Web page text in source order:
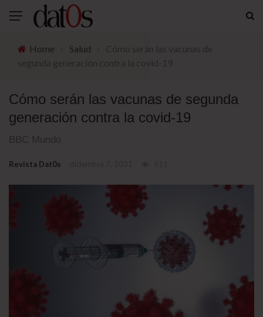
Home Salud
Cómo serán las vacunas de segunda
generación contra la covid-19
BBC Mundo
Revista Dat0s